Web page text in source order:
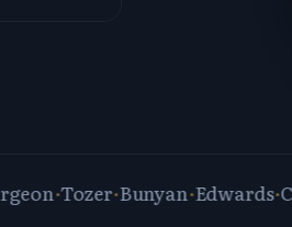
·Tozer·Bunyan·Edwards·